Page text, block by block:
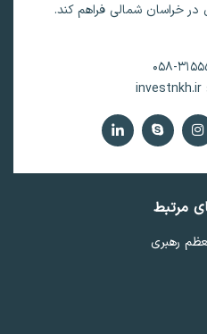
در خراسان شمالی فراهم کند.
31555-
investnkh.ir
مرتبط
رهبری